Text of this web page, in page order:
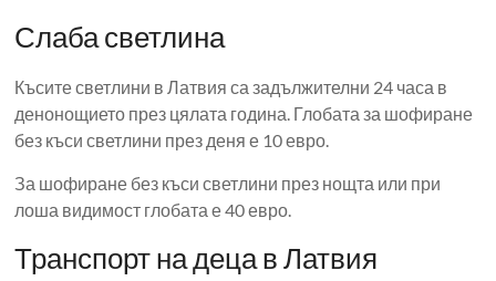
Слаба светлина
Късите светлини в Латвия са задължителни 24 часа в
денонощието през цялата година. Глобата за шофиране
без къси светлини през деня е 10 евро.
За шофиране без къси светлини през нощта или при
лоша видимост глобата е 40 евро.
Транспорт на деца в Латвия